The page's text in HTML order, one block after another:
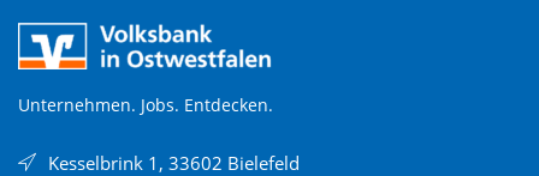
Unternehmen. Jobs. Entdecken.
Kesselbrink 1, 33602 Bielefeld